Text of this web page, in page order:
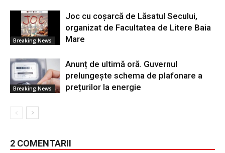
Breaking News
Joc cu coșarcă de Lăsatul Secului,
organizat de Facultatea de Litere Baia
Mare
Breaking News
Anunț de ultimă oră. Guvernul
prelungește schema de plafonare a
prețurilor la energie
2 COMENTARII